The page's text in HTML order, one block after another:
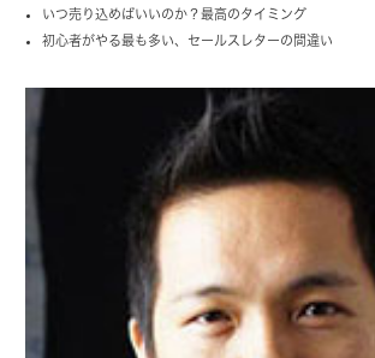
いつ売り込めばいいのか？最高のタイミング
初心者がやる最も多い、セールスレターの間違い